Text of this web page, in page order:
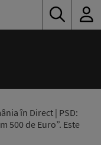
în Direct | PSD:
500 de Euro”. Este